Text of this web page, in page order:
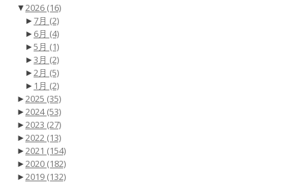
▼2026 (16)
► 7月 (2)
► 6月 (4)
►5月 (1)
►3月 (2)
►2月 (5)
► 1月 (2)
►2025 (35)
►2024(53)
►2023 (27)
►2022 (13)
►2021 (154)
►2020 (182)
►2019 (132)